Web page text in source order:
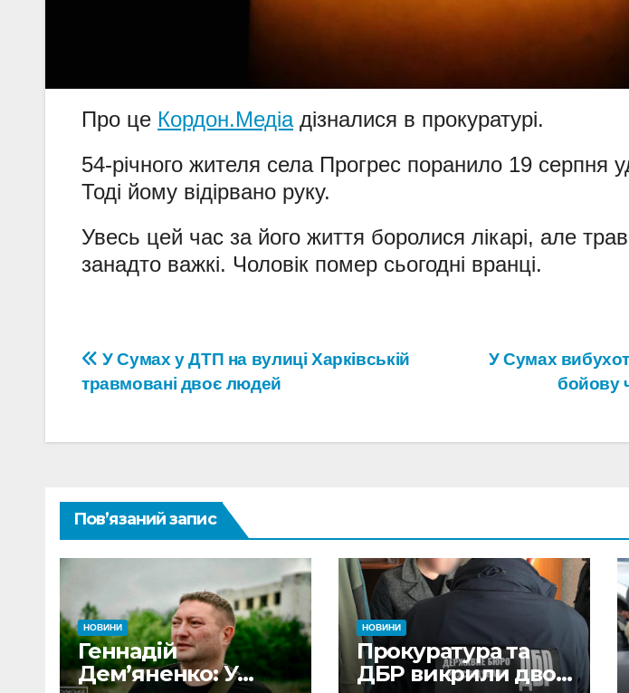
Про це Кордон.Медіадізналися в прокуратурі.
54-річного жителя села Прогрес поранило 19 серпня
Тоді йому відірвано руку.
Увесь цей час за його життя боролися лікарі, але
занадто важкі. Чоловік помер сьогодні вранці.
Навігація
записів
У Сумах
бойову
У Сумах у ДТП на вулиці Харківській
травмовані двоє людей
Пов’язаний запис
НОВИНИ
Геннадій
Дем’яненко: У
НОВИНИ
Прокуратура та
ДБР викрили двох